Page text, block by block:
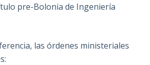
pre-Bolonia de Ingeniería
las órdenes ministeriales